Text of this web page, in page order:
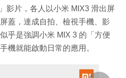
影片，各人以小米 MIX3 滑出屏
蓋，達成自拍、檢視手機、影
乎是強調小米 MIX 3 的「方便
機就能啟動日常的應用。